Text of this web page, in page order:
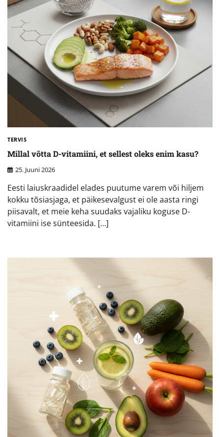
TERVIS
Millal võtta D-vitamiini, et sellest oleks enim kasu?
25. Juuni 2026
Eesti laiuskraadidel elades puutume varem või hiljem
kokku tõsiasjaga, et päikesevalgust ei ole aasta ringi
piisavalt, et meie keha suudaks vajaliku koguse D-
vitamiini ise sünteesida. […]